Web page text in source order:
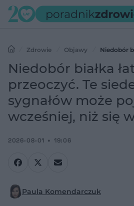
Zdrowie Objawy
Niedobór
siedem sygnałów może pojawić się
Niedobór białka
przeoczyć. Te
sygnałów może
wcześniej, niż się
2026-08-01 19:06
Paula Komendarczuk